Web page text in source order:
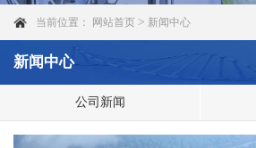
当前位置： 网站首页 > 新闻中心
新闻中心
公司新闻